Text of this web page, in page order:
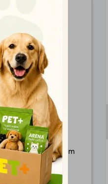
Talle L 40 cm
$ 759